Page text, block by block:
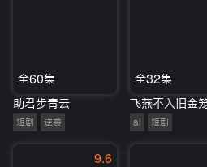
全60集
助君步青云
短剧 逆袭
全32集
ai 短剧
9.6